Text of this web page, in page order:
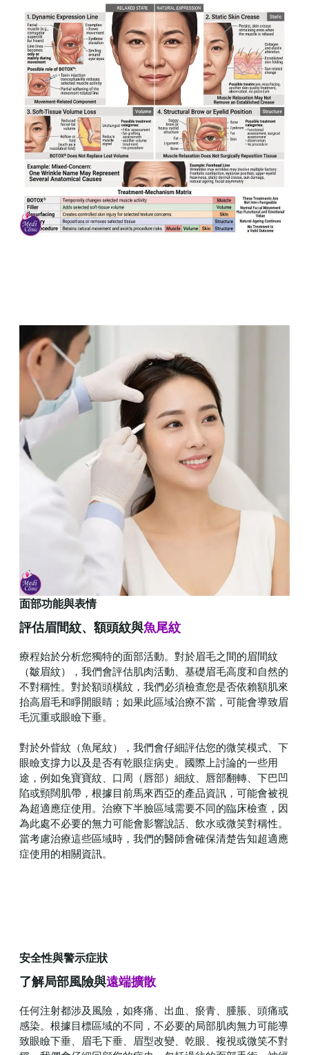
面部功能與表情
評估眉間紋、額頭紋與魚尾紋
療程始於分析您獨特的面部活動。對於眉毛之間的眉間紋
（皺眉紋），我們會評估肌肉活動、基礎眉毛高度和自然的
不對稱性。對於額頭橫紋，我們必須檢查您是否依賴額肌來
抬高眉毛和睜開眼睛；如果此區域治療不當，可能會導致眉
毛沉重或眼瞼下垂。
對於外眥紋（魚尾紋），我們會仔細評估您的微笑模式、下
眼瞼支撐力以及是否有乾眼症病史。國際上討論的一些用
途，例如兔寶寶紋、口周（唇部）細紋、唇部翻轉、下巴凹
陷或頸闊肌帶，根據目前馬來西亞的產品資訊，可能會被視
為超適應症使用。治療下半臉區域需要不同的臨床檢查，因
為此處不必要的無力可能會影響說話、飲水或微笑對稱性。
當考慮治療這些區域時，我們的醫師會確保清楚告知超適應
症使用的相關資訊。
安全性與警示症狀
了解局部風險與遠端擴散
任何注射都涉及風險，如疼痛、出血、瘀青、腫脹、頭痛或
感染。根據目標區域的不同，不必要的局部肌肉無力可能導
致眼瞼下垂、眉毛下垂、眉型改變、乾眼、複視或微笑不對